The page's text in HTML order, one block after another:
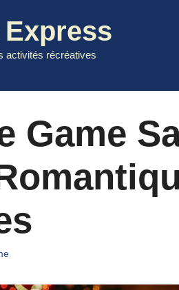
activités récréatives
Game